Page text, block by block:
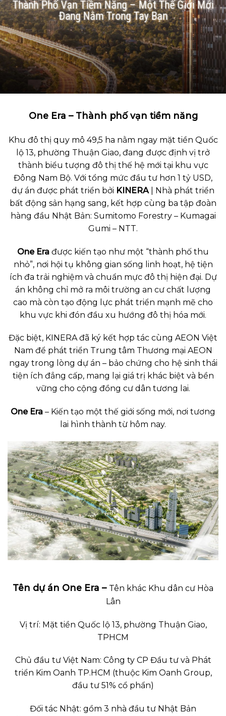
Thành Phố Vạn Tiềm Năng – Một Thế Giới Mới
Đang Nằm Trong Tay Bạn
One Era – Thành phố vạn tiềm năng
Khu đô thị quy mô 49,5 ha nằm ngay mặt tiền Quốc
lộ 13, phường Thuận Giao, đang được định vị trở
thành biểu tượng đô thị thế hệ mới tại khu vực
Đông Nam Bộ. Với tổng mức đầu tư hơn 1 tỷ USD,
dự án được phát triển bởi KINERA | Nhà phát triển
bất động sản hạng sang, kết hợp cùng ba tập đoàn
hàng đầu Nhật Bản: Sumitomo Forestry – Kumagai
Gumi – NTT.
One Era được kiến tạo như một “thành phố thu
nhỏ”, nơi hội tụ không gian sống linh hoạt, hệ tiện
ích đa trải nghiệm và chuẩn mực đô thị hiện đại. Dự
án không chỉ mở ra môi trường an cư chất lượng
cao mà còn tạo động lực phát triển mạnh mẽ cho
khu vực khi đón đầu xu hướng đô thị hóa mới.
Đặc biệt, KINERA đã ký kết hợp tác cùng AEON Việt
Nam để phát triển Trung tâm Thương mại AEON
ngay trong lòng dự án – bảo chứng cho hệ sinh thái
tiện ích đẳng cấp, mang lại giá trị khác biệt và bền
vững cho cộng đồng cư dân tương lai.
One Era – Kiến tạo một thế giới sống mới, nơi tương
lai hình thành từ hôm nay.
Tên dự án One Era – Tên khác Khu dân cư Hòa
Lân
Vị trí: Mặt tiền Quốc lộ 13, phường Thuận Giao,
TPHCM
Chủ đầu tư Việt Nam: Công ty CP Đầu tư và Phát
triển Kim Oanh TP.HCM (thuộc Kim Oanh Group,
đầu tư 51% cổ phẩn)
Đối tác Nhật: gồm 3 nhà đầu tư Nhật Bản